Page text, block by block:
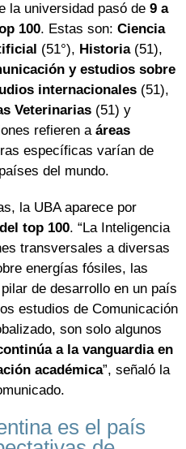
la universidad pasó de 9 a
100. Estas son: Ciencia
(51°), Historia (51),
y estudios sobre
internacionales (51),
Veterinarias (51) y
refieren a áreas
específicas varían de
del mundo.
la UBA aparece por
top 100. “La Inteligencia
transversales a diversas
energías fósiles, las
de desarrollo en un país
estudios de Comunicación
son solo algunos
a la vanguardia en
académica”, señaló la
es el país